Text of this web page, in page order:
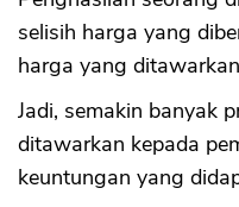
selisih harga yang
harga yang
Jadi, semakin banyak
ditawarkan kepada
keuntungan yang